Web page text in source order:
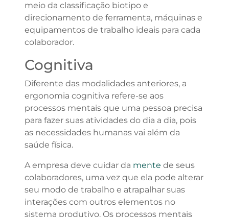
meio da classificação biotipo e
direcionamento de ferramenta, máquinas e
equipamentos de trabalho ideais para cada
colaborador.
Cognitiva
Diferente das modalidades anteriores, a
ergonomia cognitiva refere-se aos
processos mentais que uma pessoa precisa
para fazer suas atividades do dia a dia, pois
as necessidades humanas vai além da
saúde física.
A empresa deve cuidar da mente de seus
colaboradores, uma vez que ela pode alterar
seu modo de trabalho e atrapalhar suas
interações com outros elementos no
sistema produtivo. Os processos mentais